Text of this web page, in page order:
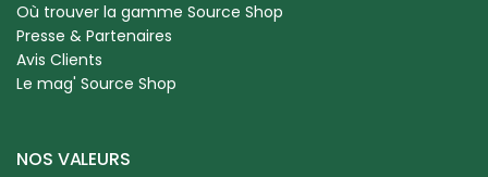
Où trouver la gamme Source Shop
Presse & Partenaires
Avis Clients
Le mag' Source Shop
NOS VALEURS